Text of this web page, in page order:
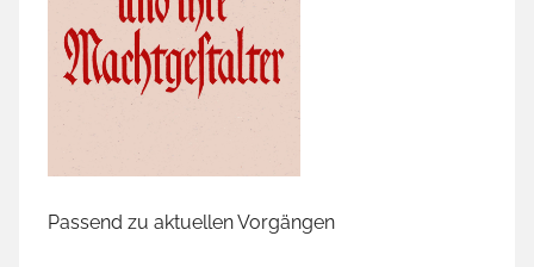
Passend zu aktuellen Vorgängen